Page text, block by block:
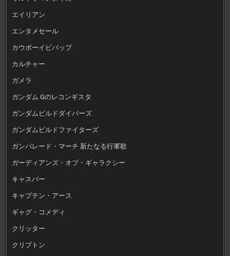
エイリアン
エンタメセール
カウボーイビバップ
カルチャー
ガメラ
ガンダム Gのレコンギスタ
ガンダムビルドダイバーズ
ガンダムビルドファイターズ
ガンパレード・マーチ 新たなる行軍歌
ガーディアンズ・オブ・ギャラクシー
キャスパー
キャプテン・アース
ギャグ・コメディ
クリッター
クリプトン